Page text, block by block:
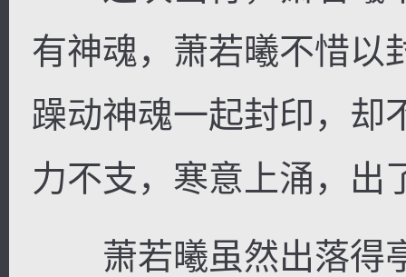
有神魂，萧若曦不惜以
躁动神魂一起封印，却
力不支，寒意上涌，出
萧若曦虽然出落得